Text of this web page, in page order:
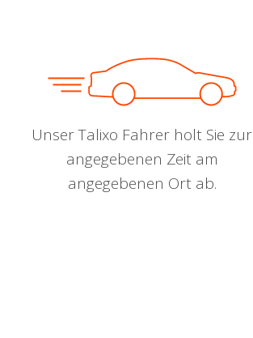
Unser Talixo Fahrer holt Sie zur
angegebenen Zeit am
angegebenen Ort ab.